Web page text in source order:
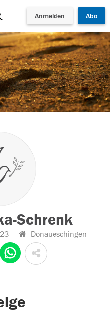
Anmelden Abo
Schrenk
Donaueschingen